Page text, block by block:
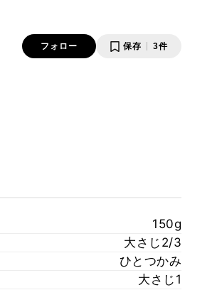
フォロー 保存 3件
150g
大さじ2/3
ひとつかみ
大さじ1